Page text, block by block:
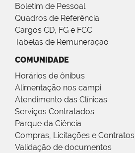
Boletim de Pessoal
Quadros de Referência
Cargos CD, FG e FCC
Tabelas de Remuneração
COMUNIDADE
Horários de ônibus
Alimentação nos campi
Atendimento das Clínicas
Serviços Contratados
Parque da Ciência
Compras, Licitações e Contratos
Validação de documentos